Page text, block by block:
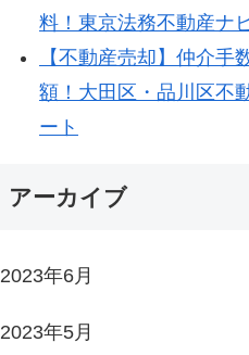
料！東京法務不動産ナ
【不動産売却】仲介手
額！大田区・品川区不
ート
アーカイブ
2023年6月
2023年5月